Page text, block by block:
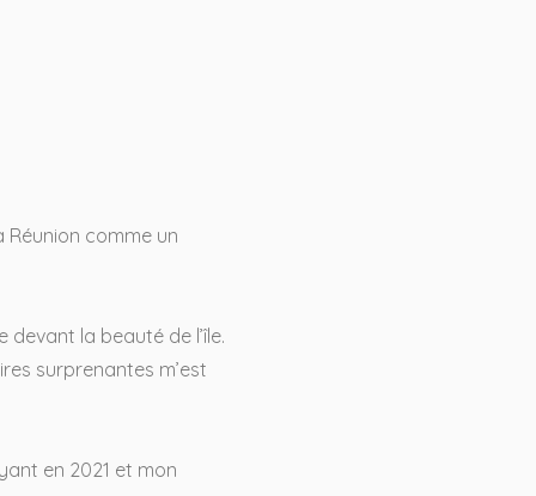
Réunion comme un
la beauté de l’île.
surprenantes m’est
en 2021 et mon